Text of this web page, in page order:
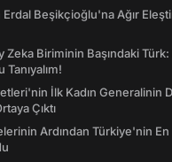
Erdal Beşikçioğlu'na Ağır
Zeka Biriminin Başındaki
İlk Kadın Generalinin
Çıktı
Ardından Türkiye'nin En